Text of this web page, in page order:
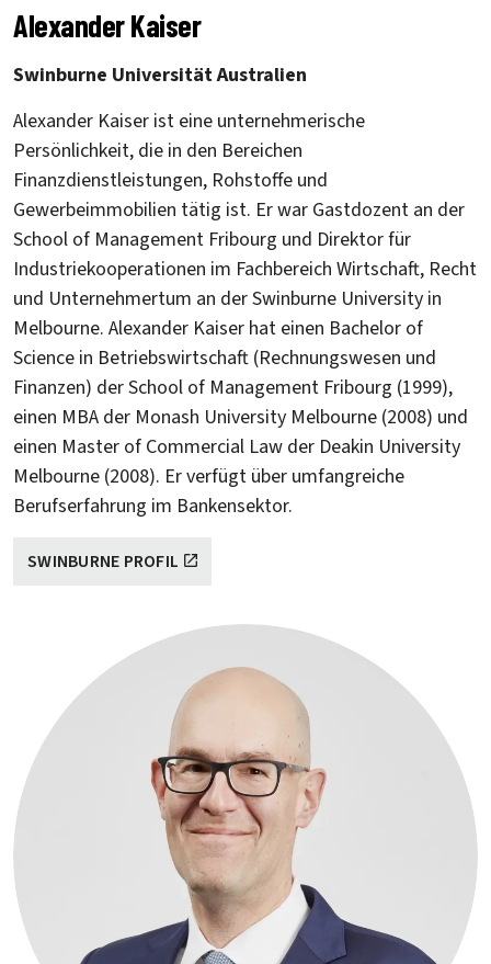
Alexander Kaiser
Swinburne Universität Australien
Alexander Kaiser ist eine unternehmerische
Persönlichkeit, die in den Bereichen
Finanzdienstleistungen, Rohstoffe und
Gewerbeimmobilien tätig ist. Er war Gastdozent an der
School of Management Fribourg und Direktor für
Industriekooperationen im Fachbereich Wirtschaft, Recht
und Unternehmertum an der Swinburne University in
Melbourne. Alexander Kaiser hat einen Bachelor of
Science in Betriebswirtschaft (Rechnungswesen und
Finanzen) der School of Management Fribourg (1999),
einen MBA der Monash University Melbourne (2008) und
einen Master of Commercial Law der Deakin University
Melbourne (2008). Er verfügt über umfangreiche
Berufserfahrung im Bankensektor.
SWINBURNE PROFIL